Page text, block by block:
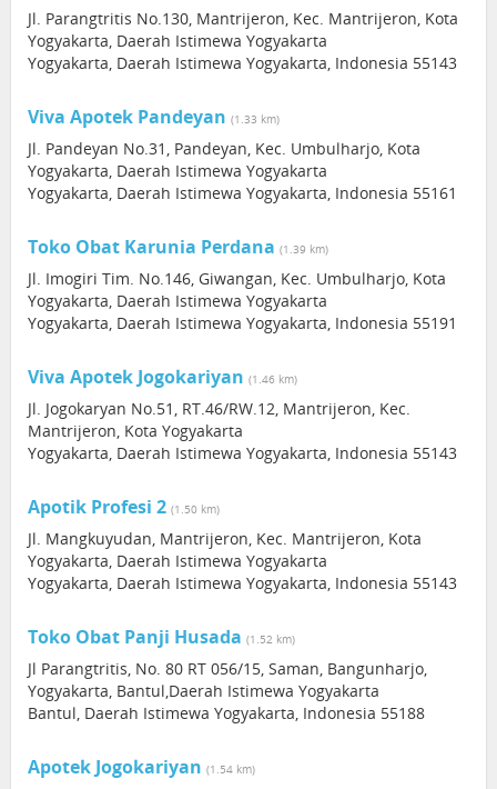
Jl. Parangtritis No.130, Mantrijeron, Kec. Mantrijeron, Kota
Yogyakarta, Daerah Istimewa Yogyakarta
Yogyakarta, Daerah Istimewa Yogyakarta, Indonesia 55143
Viva Apotek Pandeyan (1.33 km)
Jl. Pandeyan No.31, Pandeyan, Kec. Umbulharjo, Kota
Yogyakarta, Daerah Istimewa Yogyakarta
Yogyakarta, Daerah Istimewa Yogyakarta, Indonesia 55161
Toko Obat Karunia Perdana (1.39 km)
Jl. Imogiri Tim. No.146, Giwangan, Kec. Umbulharjo, Kota
Yogyakarta, Daerah Istimewa Yogyakarta
Yogyakarta, Daerah Istimewa Yogyakarta, Indonesia 55191
Viva Apotek Jogokariyan (1.46 km)
Jl. Jogokaryan No.51, RT.46/RW.12, Mantrijeron, Kec.
Mantrijeron, Kota Yogyakarta
Yogyakarta, Daerah Istimewa Yogyakarta, Indonesia 55143
Apotik Profesi 2 (1.50 km)
Jl. Mangkuyudan, Mantrijeron, Kec. Mantrijeron, Kota
Yogyakarta, Daerah Istimewa Yogyakarta
Yogyakarta, Daerah Istimewa Yogyakarta, Indonesia 55143
Toko Obat Panji Husada (1.52 km)
Jl Parangtritis, No. 80 RT 056/15, Saman, Bangunharjo,
Yogyakarta, Bantul,Daerah Istimewa Yogyakarta
Bantul, Daerah Istimewa Yogyakarta, Indonesia 55188
Apotek Jogokariyan (1.54 km)